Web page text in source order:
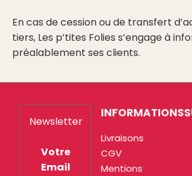
En cas de cession ou de transfert
tiers, Les p’tites Folies s’engage à
préalablement ses clients.
Newsletter
Votre
Email
INFORMATIONS
Livraisons
CGV
Mentions